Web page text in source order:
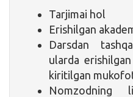
Tarjimai hol
Erishilgan
Darsdan
ularda
kiritilgan
Nomzodning